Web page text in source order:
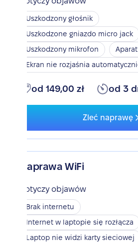
Uszkodzony głośnik
Uszkodzone gniazdo micro jack
Uszkodzony mikrofon
Ekran nie rozjaśnia
od 149,00 zł od 3
Zleć naprawę
Naprawa WiFi
Dotyczy objawów
Brak internetu
Internet w laptopie się rozłącza
Laptop nie widzi karty sieciowej